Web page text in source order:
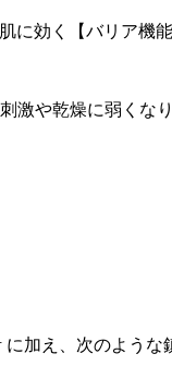
に効く【バリア機
激や乾燥に弱くな
に加え、次のような